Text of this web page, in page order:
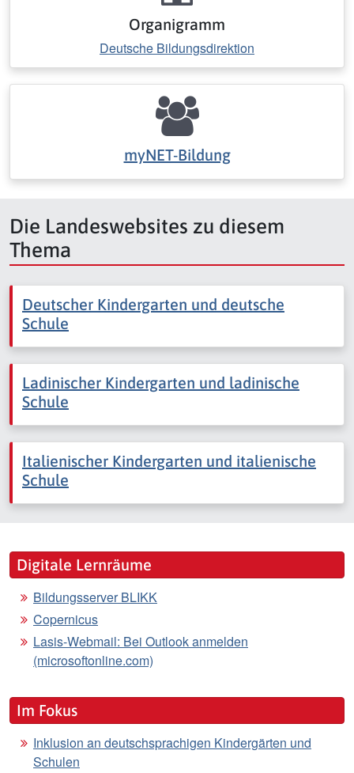
Organigramm
Deutsche Bildungsdirektion
myNET-Bildung
Die Landeswebsites zu diesem
Thema
Deutscher Kindergarten und deutsche
Schule
Ladinischer Kindergarten und ladinische
Schule
Italienischer Kindergarten und italienische
Schule
Digitale Lernräume
Bildungsserver BLIKK
Copernicus
Lasis-Webmail: Bei Outlook anmelden
(microsoftonline.com)
Im Fokus
Inklusion an deutschsprachigen Kindergärten und
Schulen